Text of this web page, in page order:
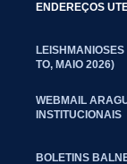
ENDEREÇOS
TO, MAIO 2026)
WEBMAIL
INSTITUCIONAIS
BOLETINS